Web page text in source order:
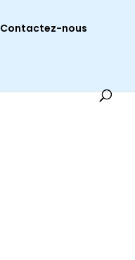
Contactez-nous